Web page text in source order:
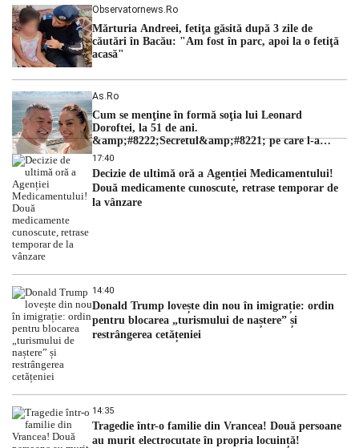
Observatornews.ro
Mărturia Andreei, fetiţa găsită după 3 zile de
căutări în Bacău: "Am fost în parc, apoi la o fetiţă
acasă"
As.ro
Cum se menţine în formă soţia lui Leonard
Doroftei, la 51 de ani.
&amp;#8222;Secretul&amp;#8221; pe care l-a
dezvăluit
17:40
Decizie de ultimă oră a Agenției Medicamentului!
Două medicamente cunoscute, retrase temporar de
la vânzare
14:40
Donald Trump lovește din nou în imigrație: ordin
pentru blocarea „turismului de naștere” și
restrângerea cetățeniei
14:35
Tragedie într-o familie din Vrancea! Două persoane
au murit electrocutate în propria locuință!